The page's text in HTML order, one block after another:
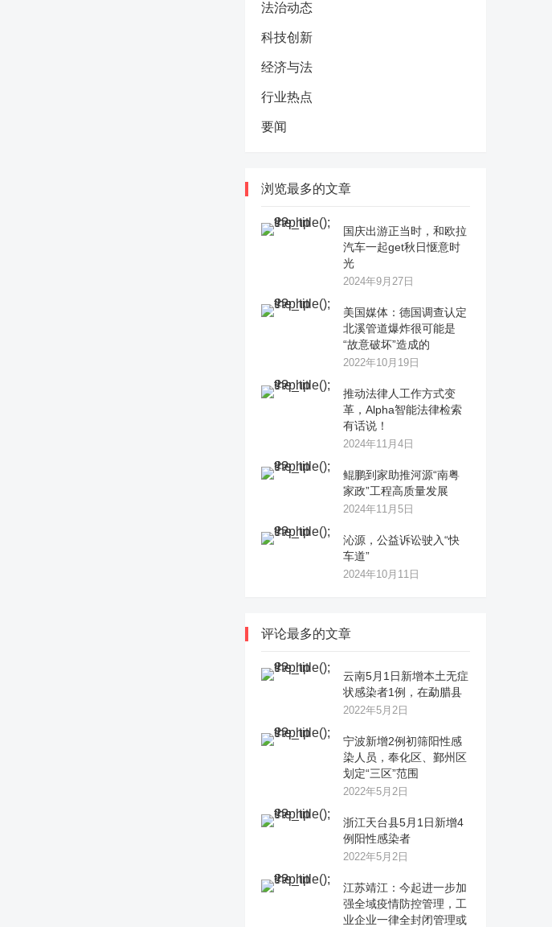
法治动态
科技创新
经济与法
行业热点
要闻
浏览最多的文章
国庆出游正当时，和欧拉
汽车一起get秋日惬意时
光
2024年9月27日
美国媒体：德国调查认定
北溪管道爆炸很可能是
“故意破坏”造成的
2022年10月19日
推动法律人工作方式变
革，Alpha智能法律检索
有话说！
2024年11月4日
鲲鹏到家助推河源“南粤
家政”工程高质量发展
2024年11月5日
沁源，公益诉讼驶入“快
车道”
2024年10月11日
评论最多的文章
云南5月1日新增本土无症
状感染者1例，在勐腊县
2022年5月2日
宁波新增2例初筛阳性感
染人员，奉化区、鄞州区
划定“三区”范围
2022年5月2日
浙江天台县5月1日新增4
例阳性感染者
2022年5月2日
江苏靖江：今起进一步加
强全域疫情防控管理，工
业企业一律全封闭管理或